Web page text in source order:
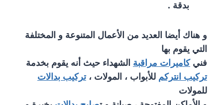
بدقة .
و هناك أيضا العديد من الأعمال المتنوعة و المختلفة
التي يقوم بها
فنيكاميرات مراقبة الشهداء حيث أنه يقوم بخدمة
تركيب انتركم للأبواب ، المولات ،تركيب بدالات
للمولات